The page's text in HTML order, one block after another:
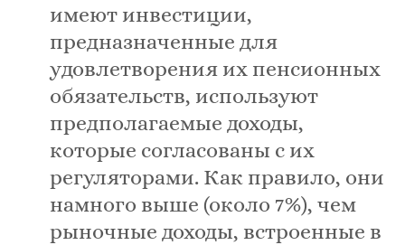
имеют инвестиции,
предназначенные для
удовлетворения их пенсионных
обязательств, используют
предполагаемые доходы,
которые согласованы с их
регуляторами. Как правило, они
намного выше (около 7%), чем
рыночные доходы, встроенные в